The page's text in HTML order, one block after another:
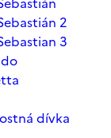
2
3
dívka